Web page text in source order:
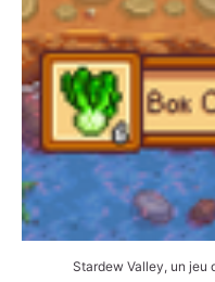
Stardew Valley, un jeu